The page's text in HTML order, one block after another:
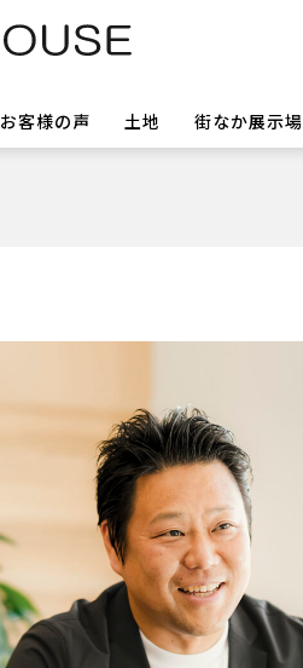
お客様の声 土地 街なか展示場